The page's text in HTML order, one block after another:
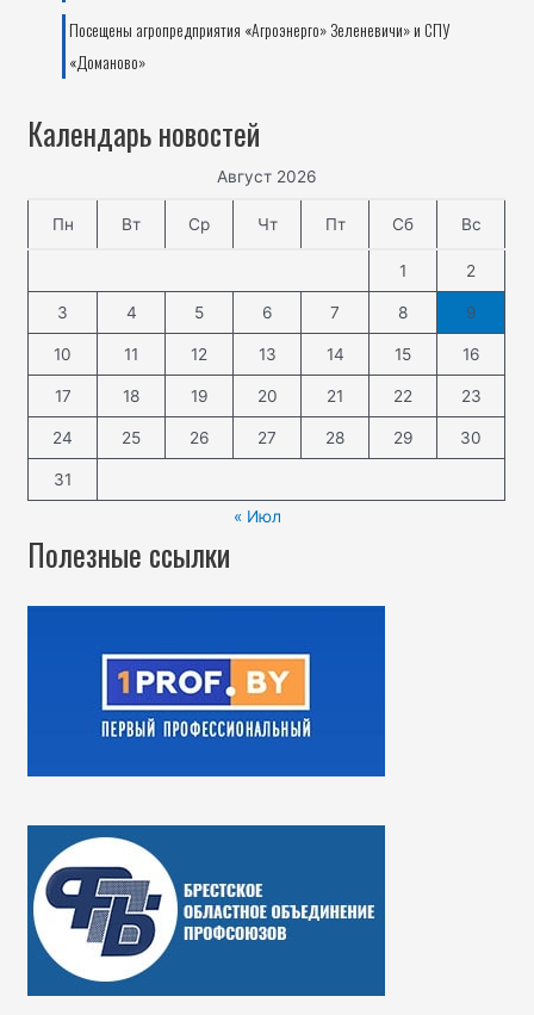
Посещены агропредприятия «Агроэнерго» Зеленевичи» и СПУ
«Доманово»
Календарь новостей
Август 2026
Пн Вт Ср Чт Пт Сб Вс
1 2
3 4 5 6 7 8 9
10 11 12 13 14 15 16
17 18 19 20 21 22 23
24 25 26 27 28 29 30
31
« Июл
Полезные ссылки